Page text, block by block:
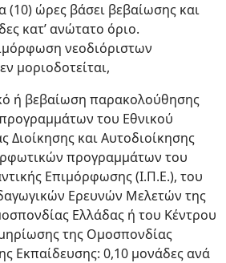
(10) ώρες βάσει βεβαίωσης και
κατ’ ανώτατο όριο.
νεοδιόριστων
μοριοδοτείται,
ή βεβαίωση παρακολούθησης
του Εθνικού
Διοίκησης και Αυτοδιοίκησης
προγραμμάτων του
Επιμόρφωσης (Ι.Π.Ε.), του
Ερευνών Μελετών της
Ελλάδας ή του Κέντρου
της Ομοσπονδίας
Εκπαίδευσης: 0,10 μονάδες ανά